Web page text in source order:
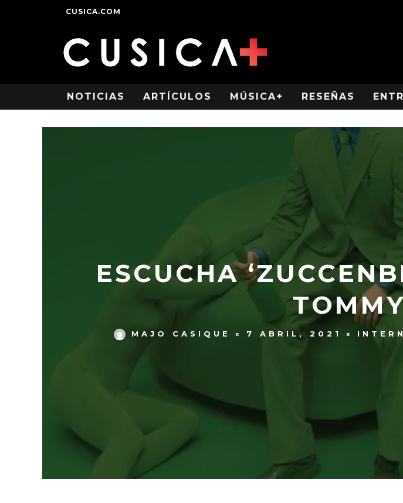
CUSICA.COM
NOTICIAS ARTÍCULOS MÚSICA+ RESEÑAS
ESCUCHA
MAJO CASIQUE 7 ABRIL, 2021